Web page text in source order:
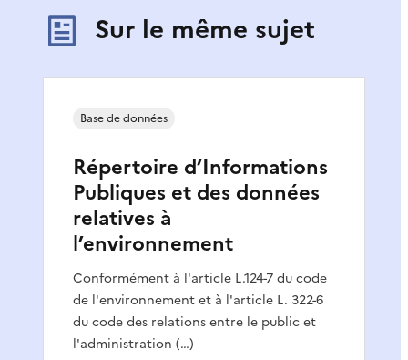
Sur le même sujet
Répertoire d’Informations
Publiques et des données
relatives à
l’environnement
Conformément à l'article L.124-7 du code
de l'environnement et à l'article L. 322-6
du code des relations entre le public et
l'administration (…)
Base de données